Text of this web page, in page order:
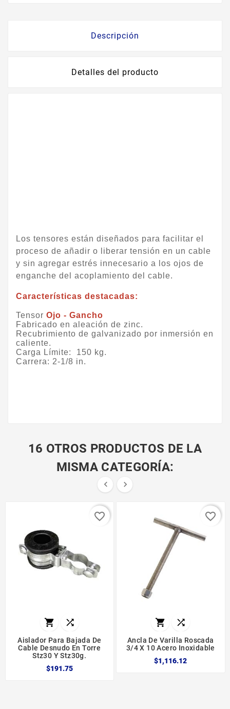
Descripción
Detalles del producto
Los tensores están diseñados para facilitar el
proceso de añadir o liberar tensión en un cable
y sin agregar estrés innecesario a los ojos de
enganche del acoplamiento del cable.
Características destacadas:
Tensor Ojo - Gancho
Fabricado en aleación de zinc.
Recubrimiento de galvanizado por inmersión en
caliente.
Carga Límite: 150 kg.
Carrera: 2-1/8 in.
16 OTROS PRODUCTOS DE LA
MISMA CATEGORÍA:
 
 
Aislador Para Bajada De
Cable Desnudo En Torre
Stz30 Y Stz30g.
$191.75
favorite_border
 
Ancla De Varilla Roscada
3/4 X 10 Acero Inoxidable
$1,116.12
favorite_border